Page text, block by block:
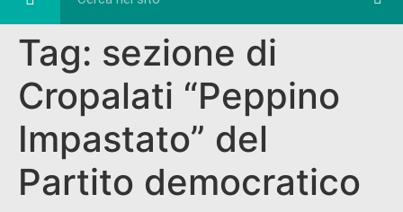
Tag: sezione di
Cropalati “Peppino
Impastato” del
Partito democratico